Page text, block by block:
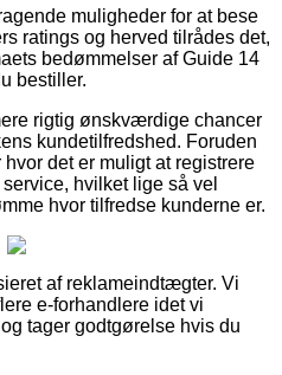
muligheder for at bese
ratings og herved tilrådes det,
bedømmelser af Guide 14
bestiller.
rigtig ønskværdige chancer
kundetilfredshed. Foruden
det er muligt at registrere
hvilket lige så vel
hvor tilfredse kunderne er.
af reklameindtægter. Vi
e-forhandlere idet vi
tager godtgørelse hvis du